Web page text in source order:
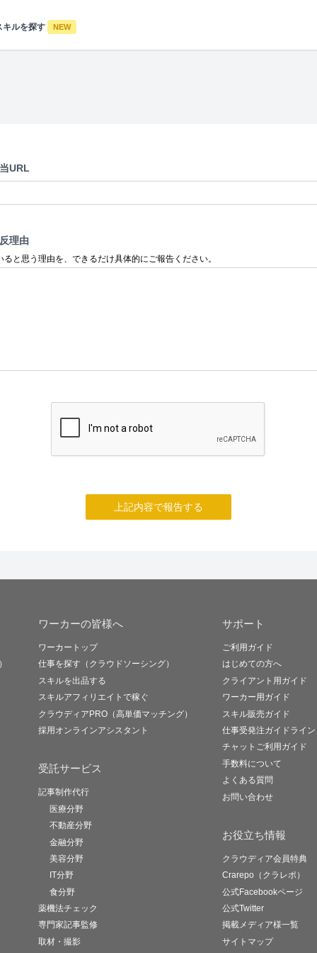
キルを探す NEW
URL
理由
ると思う理由を、できるだけ具体的にご報告ください。
上記内容で報告する
ワーカーの皆様へ
ワーカートップ
仕事を探す（クラウドソーシング）
スキルを出品する
スキルアフィリエイトで稼ぐ
クラウディアPRO（高単価マッチング）
採用オンラインアシスタント
受託サービス
記事制作代行
医療分野
不動産分野
金融分野
美容分野
IT分野
食分野
薬機法チェック
専門家記事監修
取材・撮影
サポート
ご利用ガイド
はじめての方へ
クライアント用ガイド
ワーカー用ガイド
スキル販売ガイド
仕事受発注ガイドライン
チャットご利用ガイド
手数料について
よくある質問
お問い合わせ
お役立ち情報
クラウディア会員特典
Crarepo（クラレポ）
公式Facebookページ
公式Twitter
掲載メディア様一覧
サイトマップ